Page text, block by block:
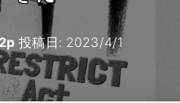
投稿日: 2023/4/1